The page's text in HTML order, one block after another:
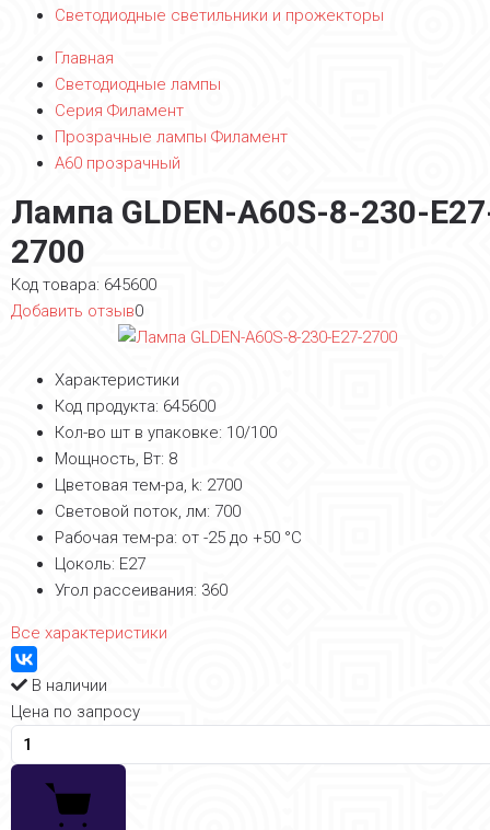
Светодиодные светильники и прожекторы
Главная
Светодиодные лампы
Серия Филамент
Прозрачные лампы Филамент
A60 прозрачный
Лампа GLDEN-A60S-8-230-
2700
Код товара: 645600
Добавить отзыв0
Характеристики
Код продукта: 645600
Кол-во шт в упаковке: 10/100
Мощность, Вт: 8
Цветовая тем-ра, k: 2700
Световой поток, лм: 700
Рабочая тем-ра: от -25 до +50 °С
Цоколь: Е27
Угол рассеивания: 360
Все характеристики
В наличии
Цена по запросу